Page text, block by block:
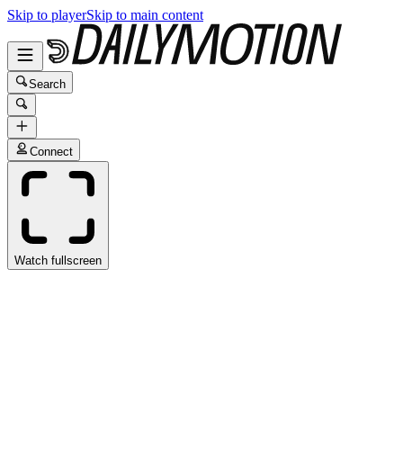
Skip to playerSkip to main content
Search
Connect
Watch fullscreen